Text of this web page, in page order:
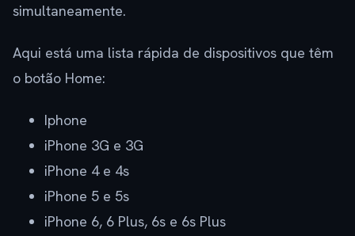
simultaneamente.
Aqui está uma lista rápida de dispositivos que têm
o botão Home:
Iphone
iPhone 3G e 3G
iPhone 4 e 4s
iPhone 5 e 5s
iPhone 6, 6 Plus, 6s e 6s Plus